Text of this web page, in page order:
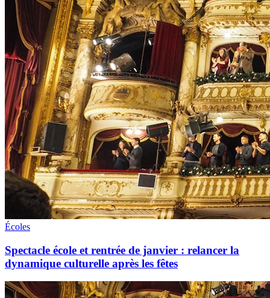
Écoles
Spectacle école et rentrée de janvier : relancer la
dynamique culturelle après les fêtes